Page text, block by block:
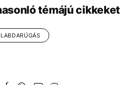
témájú cikkeket
LABDARÚGÁS